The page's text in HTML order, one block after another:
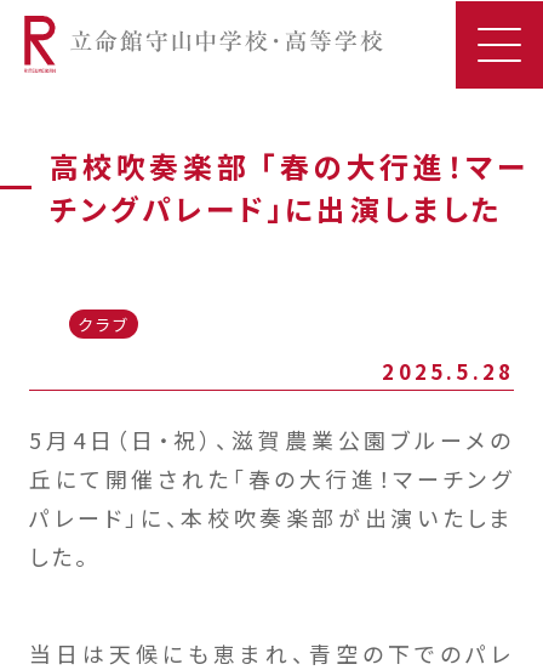
高校吹奏楽部 「春の大行進！マー
チングパレード」に出演しました
クラブ
2025.5.28
5月4日（日・祝）、滋賀農業公園ブルーメの
丘にて開催された「春の大行進！マーチング
パレード」に、本校吹奏楽部が出演いたしま
した。
当日は天候にも恵まれ、青空の下でのパレ